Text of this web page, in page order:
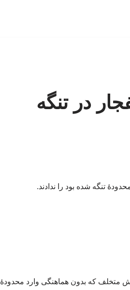
در تنگه
تنگه شده بود را ندادند.
متخلف که بدون هماهنگی وارد محدودۀ